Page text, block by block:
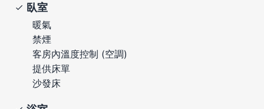
臥室
暖氣
禁煙
客房內溫度控制 (空調)
提供床單
沙發床